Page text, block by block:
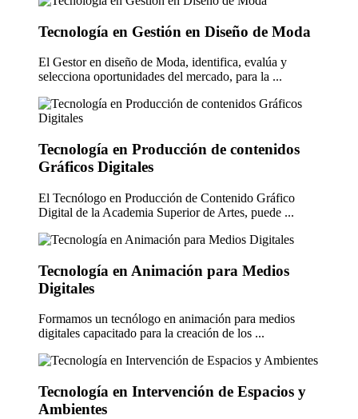
Tecnología en Gestión en Diseño de Moda
El Gestor en diseño de Moda, identifica, evalúa y
selecciona oportunidades del mercado, para la ...
Tecnología en Producción de contenidos
Gráficos Digitales
El Tecnólogo en Producción de Contenido Gráfico
Digital de la Academia Superior de Artes, puede ...
Tecnología en Animación para Medios
Digitales
Formamos un tecnólogo en animación para medios
digitales capacitado para la creación de los ...
Tecnología en Intervención de Espacios y
Ambientes